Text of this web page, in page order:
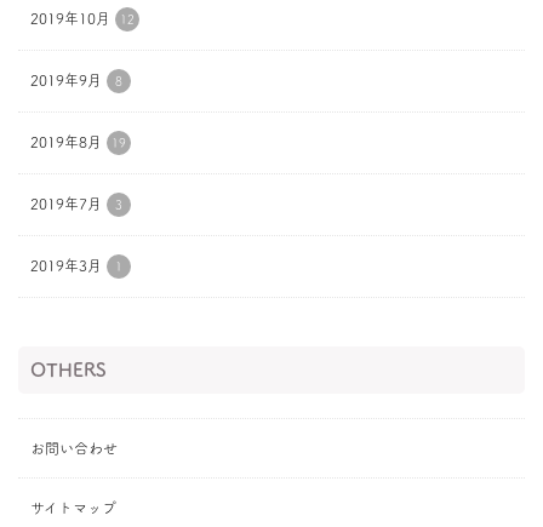
2019年10月 12
2019年9月 8
2019年8月 19
2019年7月 3
2019年3月 1
OTHERS
お問い合わせ
サイトマップ